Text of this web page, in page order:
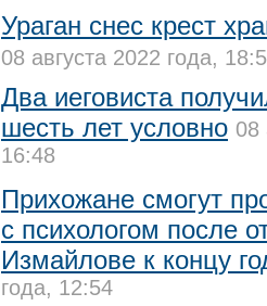
Ураган снес крест
08 августа 2022 года,
Два иеговиста
шесть лет условно 08
16:48
Прихожане смогут
с психологом после
Измайлове к концу
года, 12:54